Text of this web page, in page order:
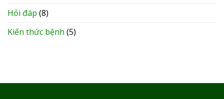
Hỏi đáp (8)
Kiến thức bệnh (5)